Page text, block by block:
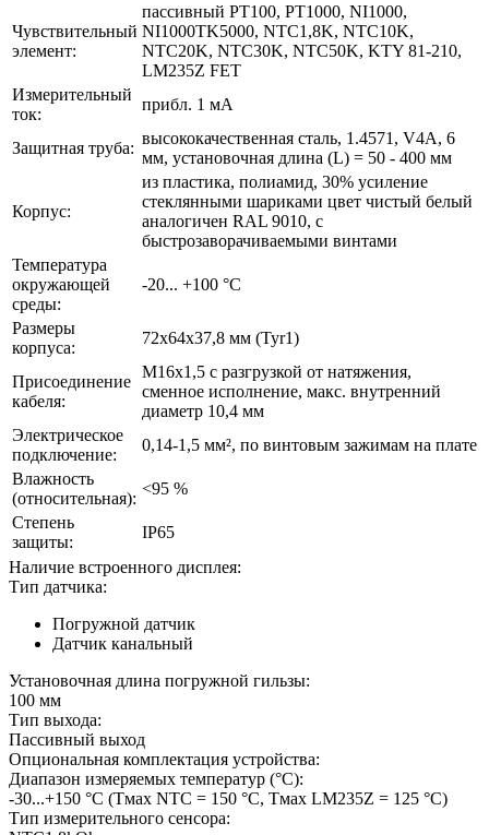
Чувствительный
элемент:
пассивный PT100, PT1000, NI1000,
NI1000TK5000, NTC1,8K, NTC10K,
NTC20K, NTC30K, NTC50K, KTY 81-210,
LM235Z FET
Измерительный
ток:
прибл. 1 мА
Защитная труба:
высококачественная сталь, 1.4571, V4A, 6
мм, установочная длина (L) = 50 - 400 мм
Корпус:
из пластика, полиамид, 30% усиление
стеклянными шариками цвет чистый белый
аналогичен RAL 9010, с
быстрозаворачиваемыми винтами
Температура
окружающей
среды:
-20... +100 °C
Размеры
корпуса:
72x64x37,8 мм (Tyr1)
Присоединение
кабеля:
M16x1,5 с разгрузкой от натяжения,
сменное исполнение, макс. внутренний
диаметр 10,4 мм
Электрическое
подключение:
0,14-1,5 мм², по винтовым зажимам на плате
Влажность
(относительная):
<95 %
Степень
защиты:
IP65
Наличие встроенного дисплея:
Тип датчика:
Погружной датчик
Датчик канальный
Установочная длина погружной гильзы:
100 мм
Тип выхода:
Пассивный выход
Опциональная комплектация устройства:
Диапазон измеряемых температур (°С):
-30...+150 °C (Tмax NTC = 150 °C, Tмax LM235Z = 125 °C)
Тип измерительного сенсора: